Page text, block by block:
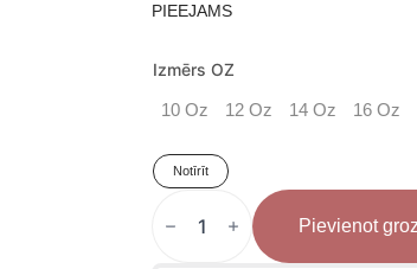
PIEEJAMS
Izmērs OZ
10 Oz
12 Oz 14 Oz 16 Oz
Notīrīt
TOP
Pievienot